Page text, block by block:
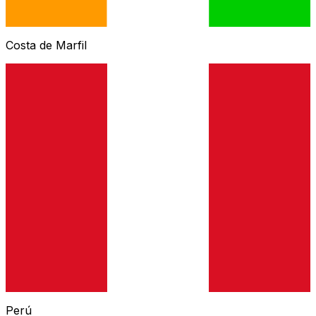
Costa de Marfil
Perú